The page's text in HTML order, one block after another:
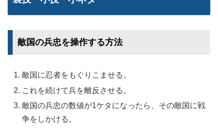
敵国の兵忠を操作する方法
敵国に忍者をもぐりこませる。
これを続けて兵を離反させる。
敵国の兵忠の数値が1ケタになったら、その敵国に戦
争をしかける。